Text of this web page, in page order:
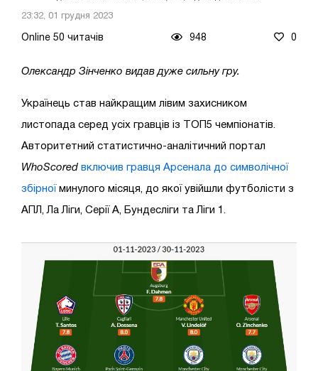
23:32, 01 грудня 2023
Online 50 читачів 948 0
Олександр Зінченко видав дуже сильну гру.
Українець став найкращим лівим захисником
листопада серед усіх гравців із ТОП5 чемпіонатів.
Авторитетний статистично-аналітичний портал
WhoScored включив гравця Арсенала до символічної
збірної минулого місяця, до якої увійшли футболісти з
АПЛ, Ла Ліги, Серії А, Бундесліги та Ліги 1.